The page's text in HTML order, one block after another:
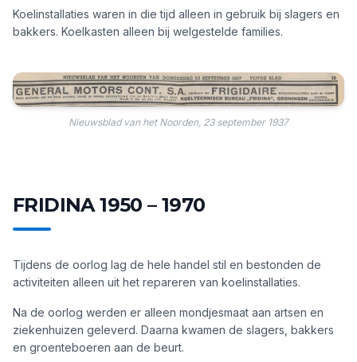
Koelinstallaties waren in die tijd alleen in gebruik bij slagers en
bakkers. Koelkasten alleen bij welgestelde families.
Nieuwsblad van het Noorden, 23 september 1937
FRIDINA 1950 – 1970
Tijdens de oorlog lag de hele handel stil en bestonden de
activiteiten alleen uit het repareren van koelinstallaties.
Na de oorlog werden er alleen mondjesmaat aan artsen en
ziekenhuizen geleverd. Daarna kwamen de slagers, bakkers
en groenteboeren aan de beurt.